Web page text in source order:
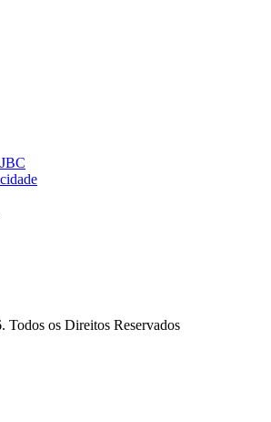
Todos os Direitos Reservados